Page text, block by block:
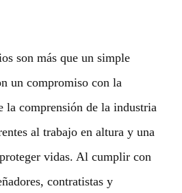
son más que un simple
un compromiso con la
la comprensión de la industria
al trabajo en altura y una
vidas. Al cumplir con
contratistas y